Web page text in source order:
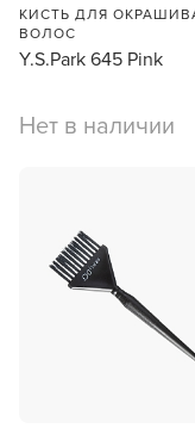
КИСТЬ ДЛЯ
ВОЛОС
Y.S.Park 645 Pink
Нет в наличии